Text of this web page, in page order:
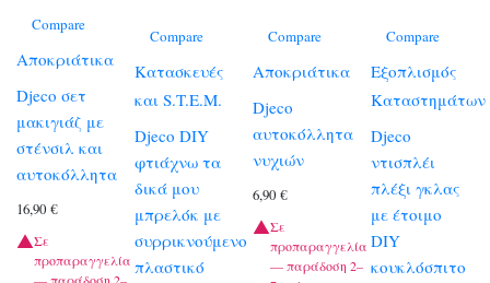
Compare
Αποκριάτικα
Djeco σετ
μακιγιάζ με
στένσιλ και
αυτοκόλλητα
16,90 €
Σε
προπαραγγελία
— παράδοση 2–
Compare
Κατασκευές
και S.T.E.M.
Djeco DIY
φτιάχνω τα
δικά μου
μπρελόκ με
συρρικνούμενο
πλαστικό
Compare
Αποκριάτικα
Djeco
αυτοκόλλητα
νυχιών
6,90€
Σε
προπαραγγελία
— παράδοση 2–
Compare
Εξοπλισμός
Καταστημάτων
Djeco
ντισπλέι
πλέξι γκλας
με έτοιμο
DIY
κουκλόσπιτο